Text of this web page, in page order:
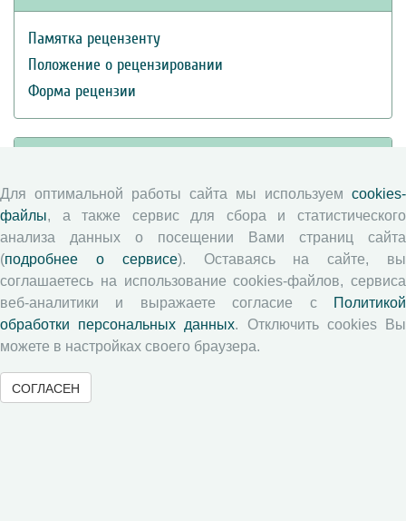
Памятка рецензенту
Положение о рецензировании
Форма рецензии
Экономические и социальные перемены
Проблемы развития территории
Вопросы территориального развития
Социальное пространство
Юный экономист
АгроЗооТехника
Для оптимальной работы сайта мы используем cookies-
файлы, а также сервис для сбора и статистического
анализа данных о посещении Вами страниц сайта
(подробнее о сервисе). Оставаясь на сайте, вы
соглашаетесь на использование cookies-файлов, сервиса
веб-аналитики и выражаете согласие с
Политикой
обработки персональных данных. Отключить cookies Вы
можете в настройках своего браузера.
СОГЛАСЕН